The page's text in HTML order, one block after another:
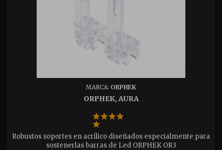
MARCA: ORPHEK
ORPHEK, AURA
Robustos soportes en acrílico diseñados especialmente para
sostenerlas barras de Led ORPHEK OR3